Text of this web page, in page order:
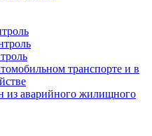
транспорте и в
из аварийного жилищного